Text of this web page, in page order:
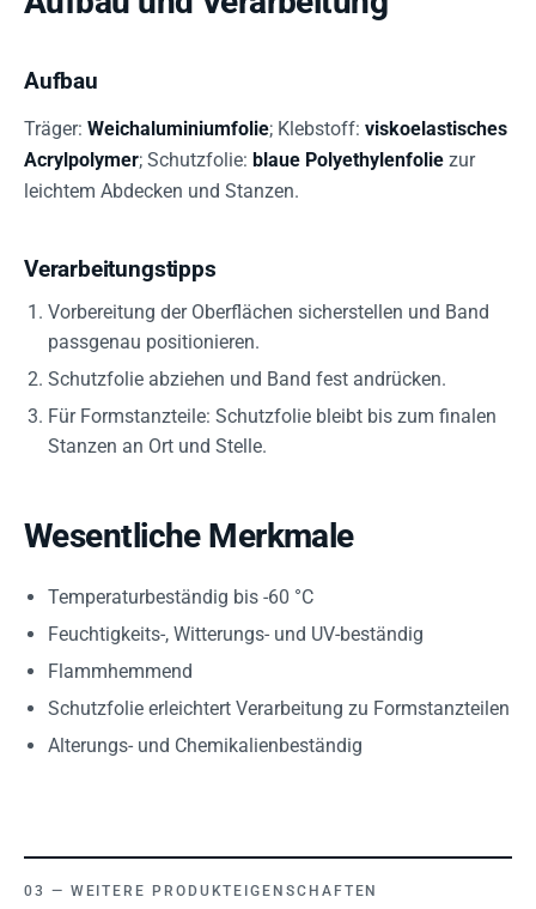
Aufbau
Träger: Weichaluminiumfolie; Klebstoff: viskoelastisches
Acrylpolymer; Schutzfolie: blaue Polyethylenfolie zur
leichtem Abdecken und Stanzen.
Verarbeitungstipps
Vorbereitung der Oberflächen sicherstellen und Band
passgenau positionieren.
Schutzfolie abziehen und Band fest andrücken.
Für Formstanzteile: Schutzfolie bleibt bis zum finalen
Stanzen an Ort und Stelle.
Wesentliche Merkmale
Temperaturbeständig bis -60 °C
Feuchtigkeits-, Witterungs- und UV-beständig
Flammhemmend
Schutzfolie erleichtert Verarbeitung zu Formstanzteilen
Alterungs- und Chemikalienbeständig
WEITERE PRODUKTEIGENSCHAFTEN